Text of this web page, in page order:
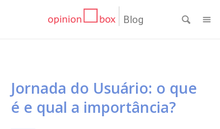
Blog
Jornada do Usuário: o que
é e qual a importância?
CATEGORIAS
Dicas
Questionários
DE
MATERIAIS